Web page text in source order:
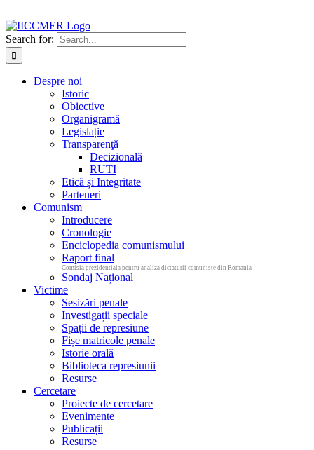
Search for:
Despre noi
Istoric
Obiective
Organigramă
Legislație
Transparenţă
Decizională
RUTI
Etică și Integritate
Parteneri
Comunism
Introducere
Cronologie
Enciclopedia comunismului
Raport final
Comisia prezidentiala pentru analiza dictaturii comuniste din Romania
Sondaj Național
Victime
Sesizări penale
Investigații speciale
Spații de represiune
Fișe matricole penale
Istorie orală
Biblioteca represiunii
Resurse
Cercetare
Proiecte de cercetare
Evenimente
Publicații
Resurse